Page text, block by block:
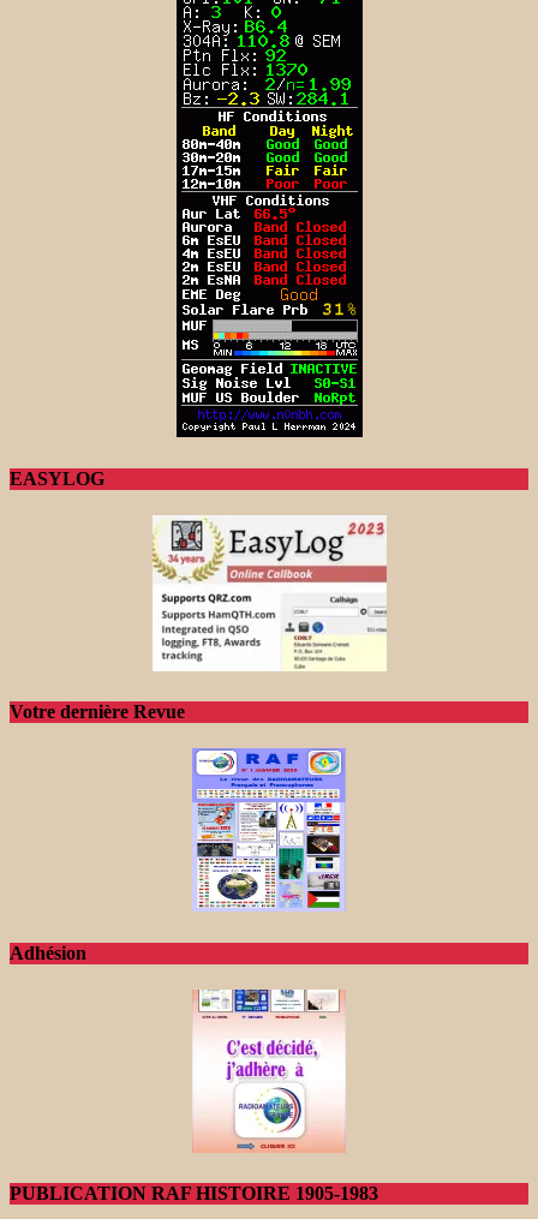
EASYLOG
Votre dernière Revue
Adhésion
PUBLICATION RAF HISTOIRE 1905-1983